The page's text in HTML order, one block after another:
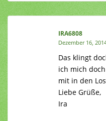
IRA6808
Dezember 16,
Das klingt
ich mich
mit in den
Liebe Grüße,
Ira